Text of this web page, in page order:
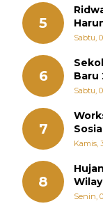
5
Sabtu,
6
Baru
Sabtu,
7
Kamis,
8
Senin,